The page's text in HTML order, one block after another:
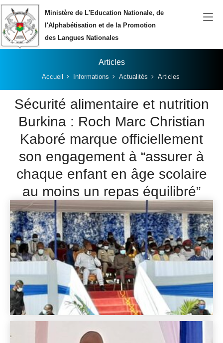
Aller au contenu principalMinistère de L'Education Nationale, de
l'Alphabétisation et de la Promotion
des Langues Nationales
Articles
Vous êtes ici:Accueil Informations Actualités Articles
Sécurité alimentaire et nutrition
Burkina : Roch Marc Christian
Kaboré marque officiellement
son engagement à “assurer à
chaque enfant en âge scolaire
au moins un repas équilibré”